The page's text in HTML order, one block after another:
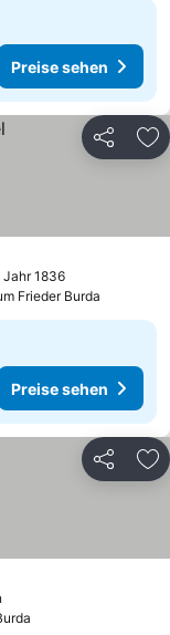
Preise sehen
Teilen
Jahr 1836Preise sehen
Frieder Burda
Preise sehen
Teilen